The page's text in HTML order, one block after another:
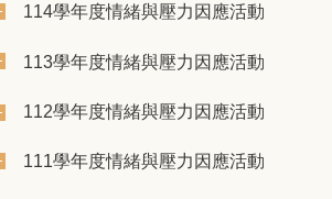
114學年度情緒與壓力因應活動
113學年度情緒與壓力因應活動
112學年度情緒與壓力因應活動
111學年度情緒與壓力因應活動